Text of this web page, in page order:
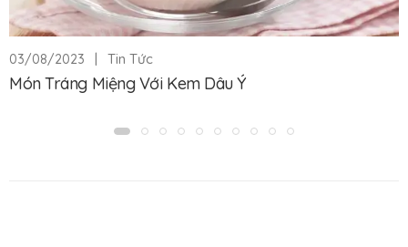
03/08/2023 Tin Tức
Món Tráng Miệng Với Kem Dâu Ý